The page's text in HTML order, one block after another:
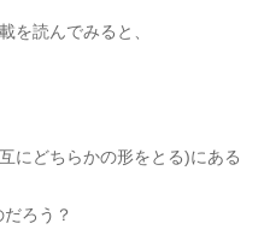
を読んでみると、
にどちらかの形をとる)にある
ろう？